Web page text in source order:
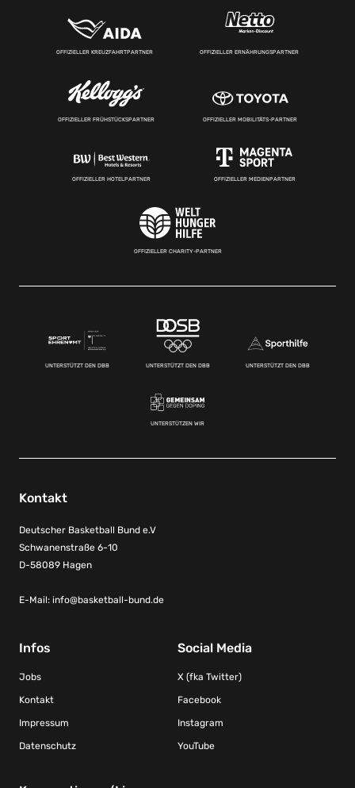
OFFIZIELLER KREUZFAHRTPARTNER OFFIZIELLER ERNÄHRUNGSPARTNER
OFFIZIELLER FRÜHSTÜCKSPARTNER OFFIZIELLER MOBILITÄTS-PARTNER
OFFIZIELLER HOTELPARTNER OFFIZIELLER MEDIENPARTNER
OFFIZIELLER CHARITY-PARTNER
UNTERSTÜTZT DEN DBB UNTERSTÜTZT DEN DBB UNTERSTÜTZT DEN DBB
UNTERSTÜTZEN WIR
Kontakt
Deutscher Basketball Bund e.V
Schwanenstraße 6-10
D-58089 Hagen
E-Mail: info@basketball-bund.de
Infos
Jobs
Kontakt
Impressum
Datenschutz
Social Media
X (fka Twitter)
Facebook
Instagram
YouTube